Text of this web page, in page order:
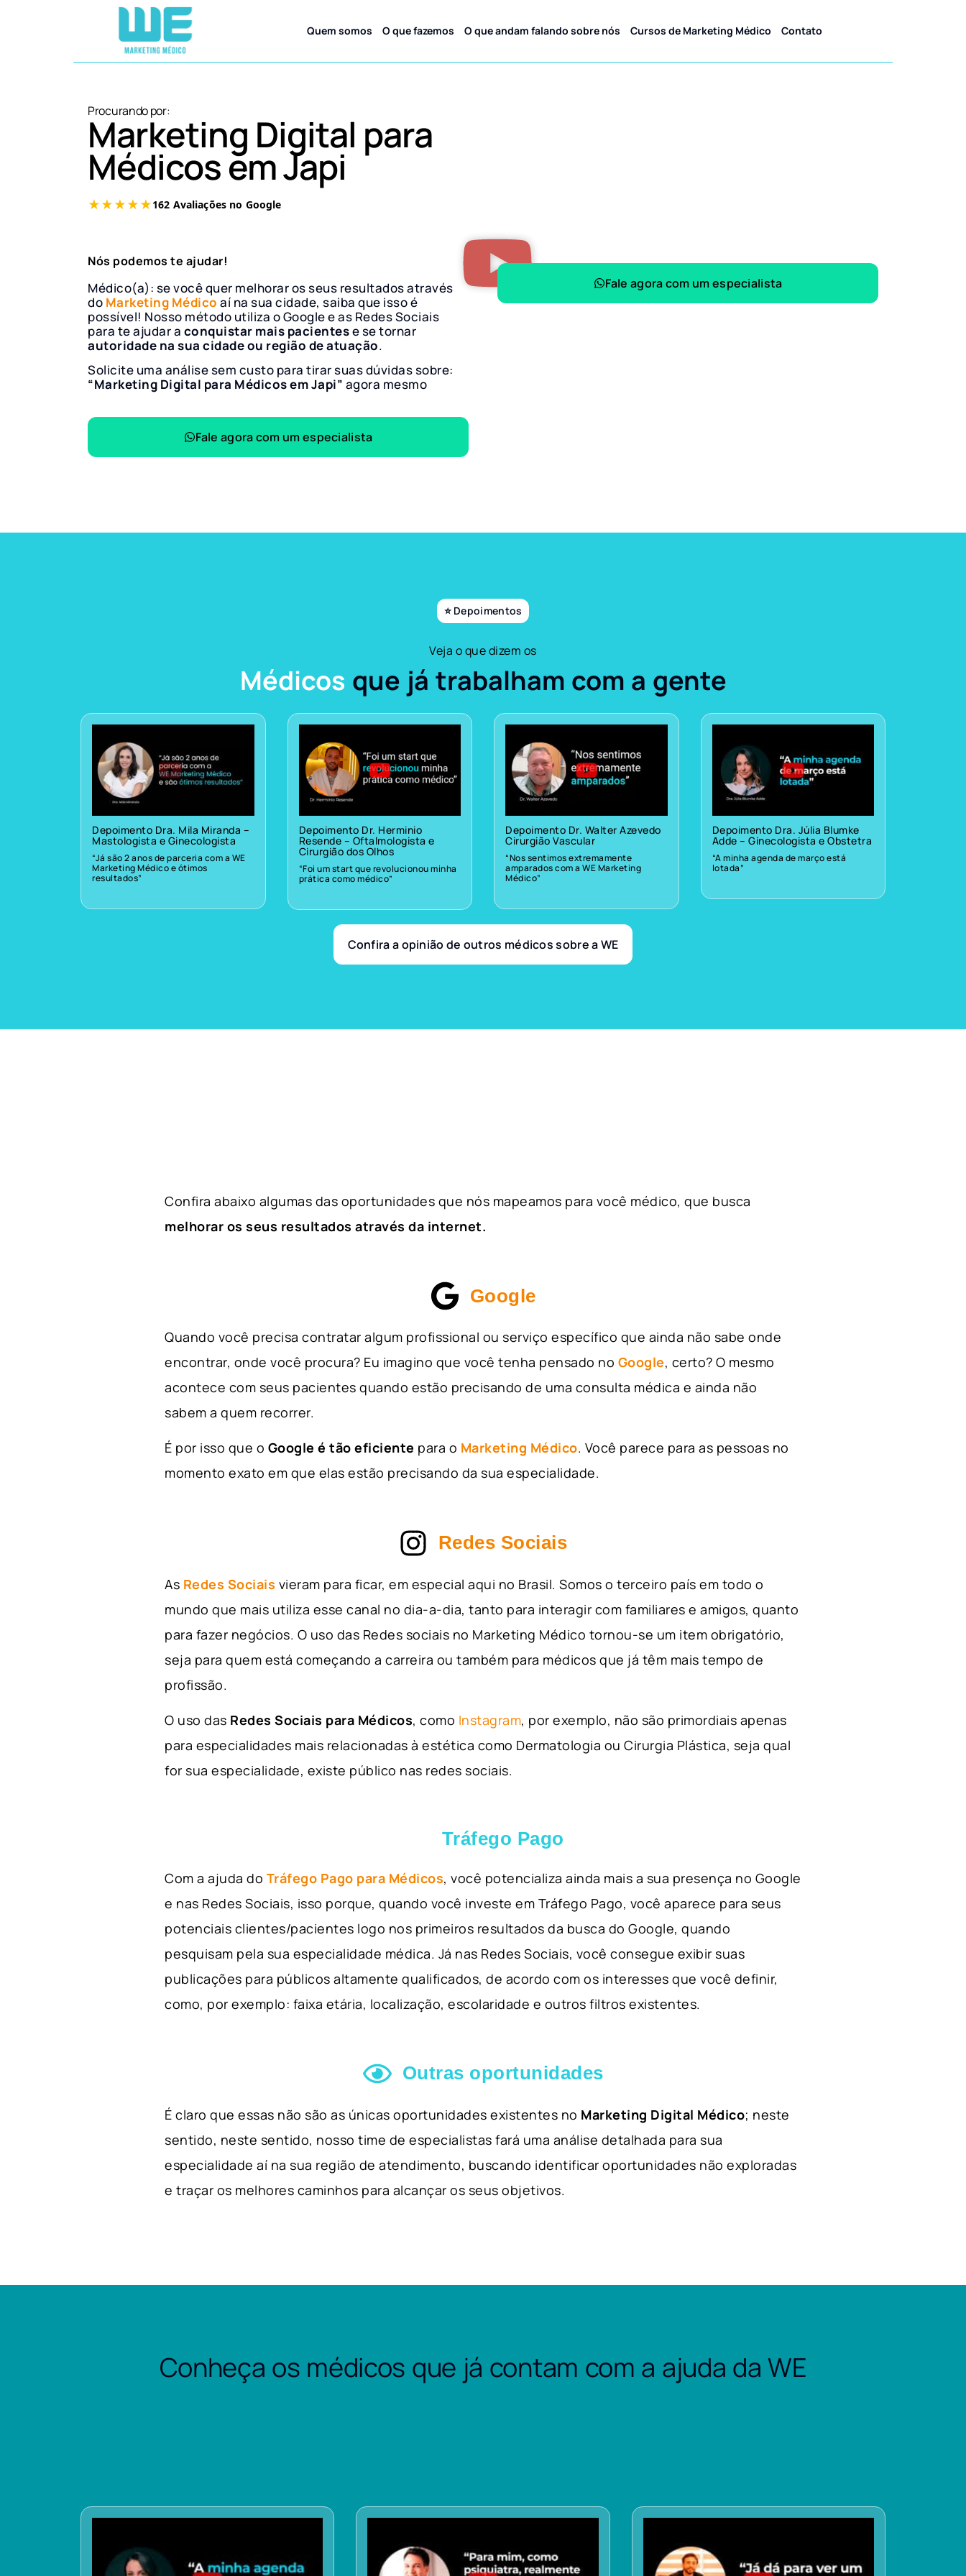
Quem somos O que fazemos O que andam falando sobre nós Cursos de Marketing Médico Contato
Procurando por:
Marketing Digital para
Médicos em Japi
Nós podemos te ajudar!
Médico(a): se você quer melhorar os seus resultados através
do Marketing Médico aí na sua cidade, saiba que isso é
possível! Nosso método utiliza o Google e as Redes Sociais
para te ajudar a conquistar mais pacientese se tornar
autoridade na sua cidade ou região de atuação.
Solicite uma análise sem custo para tirar suas dúvidas sobre:
“Marketing Digital para Médicos em Japi” agora mesmo
Fale agora com um especialista
Fale agora com um especialista
⭐ Depoimentos
Veja o que dizem os
Médicos que já trabalham com a gente
Depoimento Dra. Mila Miranda –
Mastologista e Ginecologista
“Já são 2 anos de parceria com a WE
Marketing Médico e ótimos
resultados”
Depoimento Dr. Herminio
Resende – Oftalmologista e
Cirurgião dos Olhos
“Foi um start que revolucionou minha
prática como médico”
Depoimento Dr. Walter Azevedo
Cirurgião Vascular
“Nos sentimos extremamente
amparados com a WE Marketing
Médico”
Depoimento Dra. Júlia Blumke
Adde – Ginecologista e Obstetra
“A minha agenda de março está
lotada”
Confira a opinião de outros médicos sobre a WE
Confira abaixo algumas das oportunidades que nós mapeamos para você médico, que busca
melhorar os seus resultados através da internet.
Google
Quando você precisa contratar algum profissional ou serviço específico que ainda não sabe onde
encontrar, onde você procura? Eu imagino que você tenha pensado no Google, certo? O mesmo
acontece com seus pacientes quando estão precisando de uma consulta médica e ainda não
sabem a quem recorrer.
É por isso que o Google é tão eficiente para o Marketing Médico. Você parece para as pessoas no
momento exato em que elas estão precisando da sua especialidade.
Redes Sociais
As Redes Sociais vieram para ficar, em especial aqui no Brasil. Somos o terceiro país em todo o
mundo que mais utiliza esse canal no dia-a-dia, tanto para interagir com familiares e amigos, quanto
para fazer negócios. O uso das Redes sociais no Marketing Médico tornou-se um item obrigatório,
seja para quem está começando a carreira ou também para médicos que já têm mais tempo de
profissão.
O uso das Redes Sociais para Médicos, como Instagram, por exemplo, não são primordiais apenas
para especialidades mais relacionadas à estética como Dermatologia ou Cirurgia Plástica, seja qual
for sua especialidade, existe público nas redes sociais.
Tráfego Pago
Com a ajuda do Tráfego Pago para Médicos, você potencializa ainda mais a sua presença no Google
e nas Redes Sociais, isso porque, quando você investe em Tráfego Pago, você aparece para seus
potenciais clientes/pacientes logo nos primeiros resultados da busca do Google, quando
pesquisam pela sua especialidade médica. Já nas Redes Sociais, você consegue exibir suas
publicações para públicos altamente qualificados, de acordo com os interesses que você definir,
como, por exemplo: faixa etária, localização, escolaridade e outros filtros existentes.
Outras oportunidades
É claro que essas não são as únicas oportunidades existentes no Marketing Digital Médico; neste
sentido, neste sentido, nosso time de especialistas fará uma análise detalhada para sua
especialidade aí na sua região de atendimento, buscando identificar oportunidades não exploradas
e traçar os melhores caminhos para alcançar os seus objetivos.
Conheça os médicos que já contam com a ajuda da WE